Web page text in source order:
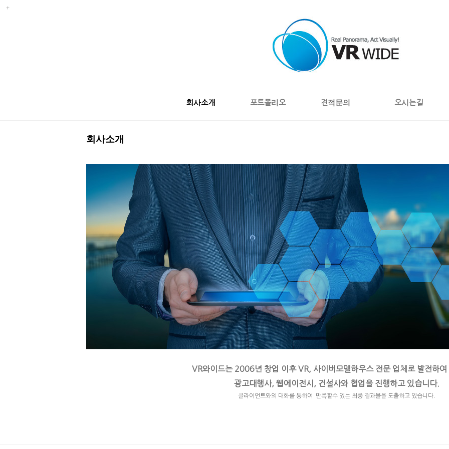
회사소개 포트폴리오 견적문의 오시는길
회사소개
VR와이드는 2006년 창업 이후 VR, 사이버모델하우스 전문 업체로 발전하
광고대행사, 웹에이전시, 건설사와 협업을 진행하고 있습니다.
클라이언트와의 대화를 통하여 만족할수 있는 최종 결과물을 도출하고 있습니다.